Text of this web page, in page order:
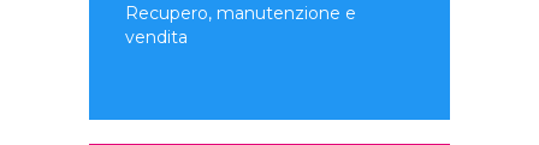
Recupero, manutenzione e
vendita